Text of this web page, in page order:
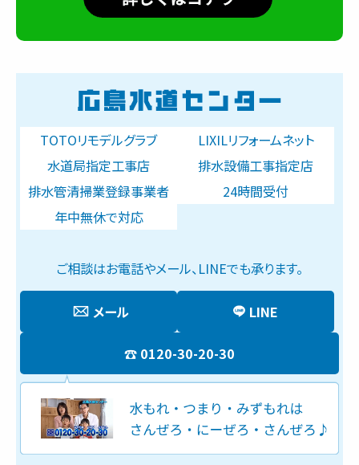
TOTOリモデルグラブ
LIXILリフォームネット
水道局指定工事店
排水設備工事指定店
排水管清掃業登録事業者
24時間受付
年中無休で対応
ご相談はお電話やメール、LINEでも承ります。
0120-30-20-30
メール LINE